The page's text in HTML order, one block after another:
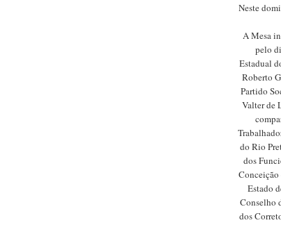
Neste
A Mesa
pelo
Estadual
Roberto
Partido
Valter de
do Rio
dos
Conceição
Estado
Conselho
dos